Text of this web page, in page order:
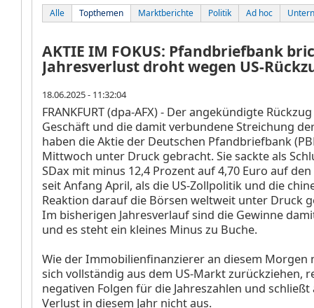
Alle Topthemen Marktberichte Politik Ad hoc
AKTIE IM FOKUS: Pfandbriefbank
Jahresverlust droht wegen US-
18.06.2025 - 11:32:04
FRANKFURT (dpa-AFX) - Der angekündigte
Geschäft und die damit verbundene Streichung
haben die Aktie der Deutschen Pfandbriefbank
Mittwoch unter Druck gebracht. Sie sackte als
SDax mit minus 12,4 Prozent auf 4,70 Euro auf
seit Anfang April, als die US-Zollpolitik und die
Reaktion darauf die Börsen weltweit unter Druck
Im bisherigen Jahresverlauf sind die Gewinne
und es steht ein kleines Minus zu Buche.
Wie der Immobilienfinanzierer an diesem Morgen
sich vollständig aus dem US-Markt zurückziehen,
negativen Folgen für die Jahreszahlen und schließt
Verlust in diesem Jahr nicht aus.